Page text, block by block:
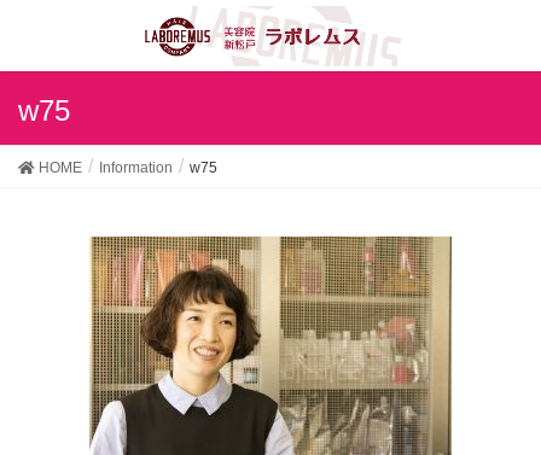
w75
HOME Information w75